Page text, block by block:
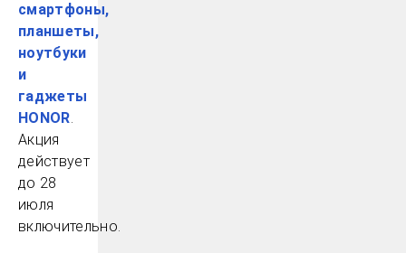
смартфоны,
планшеты,
ноутбуки
и
гаджеты
HONOR.
Акция
действует
до 28
июля
включительно.